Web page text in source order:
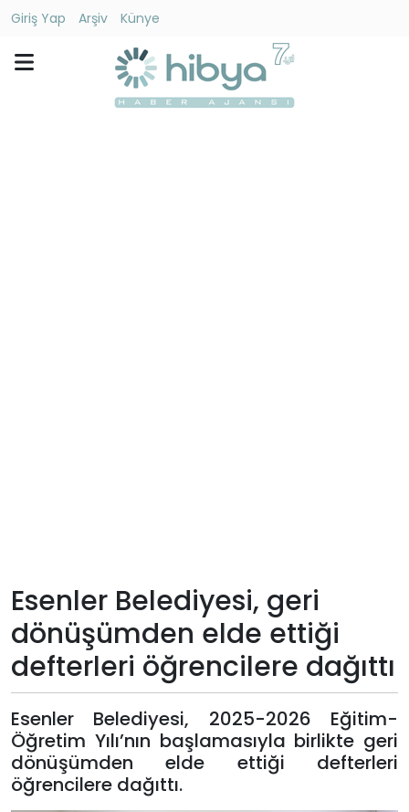
Giriş Yap Arşiv
Künye
Künye
Giriş
Yap
Esenler Belediyesi, geri
dönüşümden elde ettiği
defterleri öğrencilere dağıttı
Esenler Belediyesi, 2025-2026 Eğitim-
Öğretim Yılı’nın başlamasıyla birlikte geri
dönüşümden elde ettiği defterleri
öğrencilere dağıttı.